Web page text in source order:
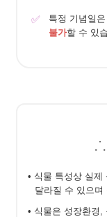
✅ 특정 기념일
불가할 수 있
⸫
• 식물 특성상 실
달라질 수 있으며
• 식물은 성장환경